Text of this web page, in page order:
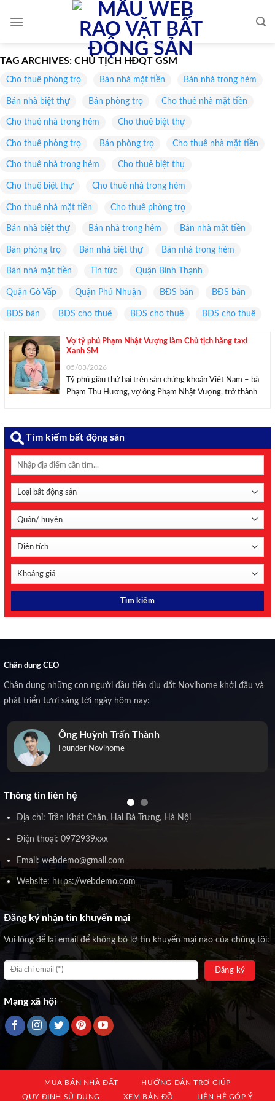
TAG ARCHIVES: CHỦ TỊCH HĐQT GSM
Cho thuê phòng trọ Bán nhà mặt tiền Bán nhà trong hẻm
Bán nhà biệt thự Bán phòng trọ Cho thuê nhà mặt tiền
Cho thuê nhà trong hẻm Cho thuê biệt thự
Cho thuê phòng trọ Bán phòng trọ Cho thuê nhà mặt tiền
Cho thuê nhà trong hẻm Cho thuê biệt thự
Cho thuê biệt thự Cho thuê nhà trong hẻm
Cho thuê nhà mặt tiền Cho thuê phòng trọ
Bán nhà biệt thự Bán nhà trong hẻm Bán nhà mặt tiền
Bán phòng trọ Bán nhà biệt thự Bán nhà trong hẻm
Bán nhà mặt tiền Tin tức Quận Bình Thạnh
Quận Gò Vấp Quận Phú Nhuận BĐS bán BĐS bán
BĐS bán BĐS cho thuê BĐS cho thuê BĐS cho thuê
Vợ tỷ phú Phạm Nhật Vượng làm Chủ tịch hãng taxi
Xanh SM
05/03/2026
Tỷ phú giàu thứ hai trên sàn chứng khoán Việt Nam – bà
Phạm Thu Hương, vợ ông Phạm Nhật Vượng, trở thành
Tìm kiếm bất động sản
Chân dung CEO
Chân dung những con người đầu tiên dìu dắt Novihome khởi đầu và
phát triển tươi sáng tới ngày hôm nay:
Ông Huỳnh Trấn Thành
Founder Novihome
Thông tin liên hệ
Địa chỉ: Trần Khát Chân, Hai Bà Trưng, Hà Nội
Điện thoại: 0972939xxx
Email: webdemo@gmail.com
Website: https://webdemo.com
Đăng ký nhận tin khuyến mại
Vui lòng để lại email để không bỏ lỡ tin khuyến mại nào của chúng tôi:
Mạng xã hội
MUA BÁN NHÀ ĐẤT
HƯỚNG DẪN TRỢ GIÚP
QUY ĐỊNH SỬ DỤNG
XEM BẢN ĐỒ LIÊN HỆ GÓP Ý